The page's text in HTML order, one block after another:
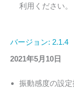
利用ください。
バージョン: 2.1.4
2021年5月10日
振動感度の設